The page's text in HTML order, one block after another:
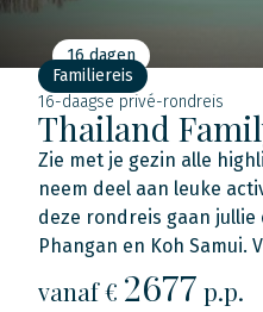
16 dagen
Familiereis
16-daagse privé-rondreis
Thailand
Zie met je gezin alle
neem deel aan leuke
deze rondreis gaan
Phangan en Koh Samui.
vanaf € 2677 p.p.